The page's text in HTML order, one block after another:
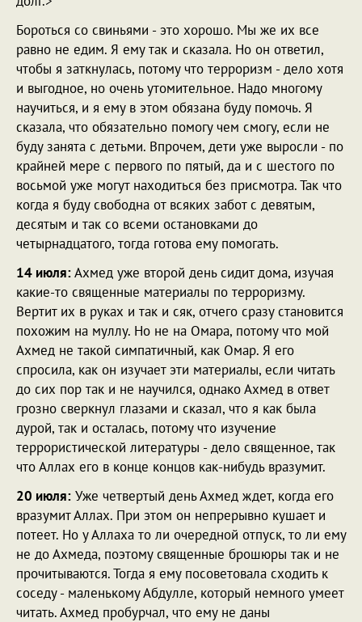
Бороться со свиньями - это хорошо. Мы же их все
равно не едим. Я ему так и сказала. Но он ответил,
чтобы я заткнулась, потому что терроризм - дело хотя
и выгодное, но очень утомительное. Надо многому
научиться, и я ему в этом обязана буду помочь. Я
сказала, что обязательно помогу чем смогу, если не
буду занята с детьми. Впрочем, дети уже выросли - по
крайней мере с первого по пятый, да и с шестого по
восьмой уже могут находиться без присмотра. Так что
когда я буду свободна от всяких забот с девятым,
десятым и так со всеми остановками до
четырнадцатого, тогда готова ему помогать.
14 июля:Ахмед уже второй день сидит дома, изучая
какие-то священные материалы по терроризму.
Вертит их в руках и так и сяк, отчего сразу становится
похожим на муллу. Но не на Омара, потому что мой
Ахмед не такой симпатичный, как Омар. Я его
спросила, как он изучает эти материалы, если читать
до сих пор так и не научился, однако Ахмед в ответ
грозно сверкнул глазами и сказал, что я как была
дурой, так и осталась, потому что изучение
террористической литературы - дело священное, так
что Аллах его в конце концов как-нибудь вразумит.
20 июля: Уже четвертый день Ахмед ждет, когда его
вразумит Аллах. При этом он непрерывно кушает и
потеет. Но у Аллаха то ли очередной отпуск, то ли ему
не до Ахмеда, поэтому священные брошюры так и не
прочитываются. Тогда я ему посоветовала сходить к
соседу - маленькому Абдулле, который немного умеет
читать. Ахмед пробурчал, что ему не даны